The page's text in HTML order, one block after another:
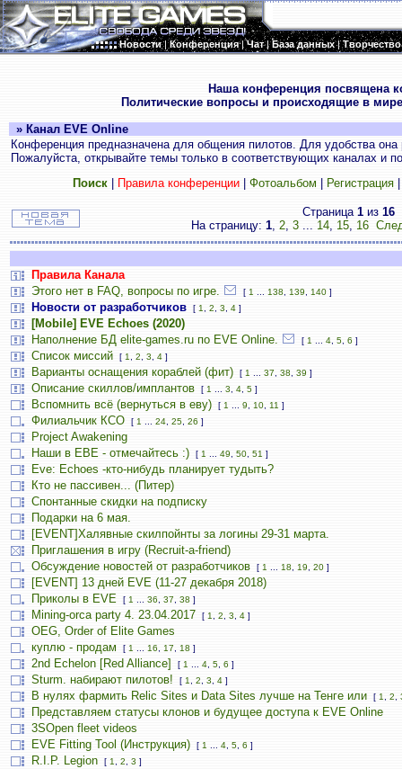
Новости|Конференция|Чат|База данных|Творчество
Наша конференция посвящена
Политические вопросы и происходящие в
» Канал EVE Online
Конференция предназначена для общения пилотов. Для удобства
Пожалуйста, открывайте темы только в соответствующих каналах и
Поиск| Правила конференции| Фотоальбом Регистрация
Страница 1из 16
На страницу: 1, 2, 3 ... 14, 15, 16
Правила Канала
Этого нет в FAQ, вопросы по игре.
[ 1 138 139 140 ]
Новости от разработчиков [ 1 2 3 4 ]
[Mobile] EVE Echoes (2020)
Наполнение БД elite-games.ru по EVE Online.
[ 1 4 5 6 ]
Список миссий [ 1 2 3 4 ]
Варианты оснащения кораблей (фит) [ 1 37 38 39 ]
Описание скиллов/имплантов [ 1 3 4 5 ]
Вспомнить всё (вернуться в еву) [ 1 9 10 11 ]
Филиальчик КСО [ 1 24 25 26 ]
Project Awakening
Наши в ЕВЕ - отмечайтесь :)
[ 1 49 50 51 ]
Eve: Echoes -кто-нибудь планирует тудыть?
Кто не пассивен... (Питер)
Спонтанные скидки на подписку
Подарки на 6 мая.
[EVENT]Халявные скилпойнты за логины 29-31 марта.
Приглашения в игру (Recruit-a-friend)
Обсуждение новостей от разработчиков
[ 1 18 19 20 ]
[EVENT] 13 дней EVE (11-27 декабря 2018)
Приколы в EVE
[ 1 36 37 38 ]
Mining-orca party 4. 23.04.2017 [ 1 2 3 4 ]
OEG, Order of Elite Games
куплю - продам
[ 1 16 17 18 ]
2nd Echelon [Red Alliance] [ 1 4 5 6 ]
Sturm. набирают пилотов! [ 1 2 3 4 ]
В нулях фармить Relic Sites и Data Sites лучше на Тенге или [ 1 2
Представляем статусы клонов и будущее доступа к EVE Online
3SOpen fleet videos
EVE Fitting Tool (Инструкция)
[ 1 4 5 6 ]
R.I.P. Legion [ 1 2 3 ]